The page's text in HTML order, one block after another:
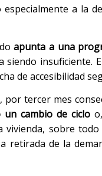
a la
apunta a una
siendo insuficiente.
de accesibilidad
tercer mes
un cambio de cicloo,
sobre
retirada de la